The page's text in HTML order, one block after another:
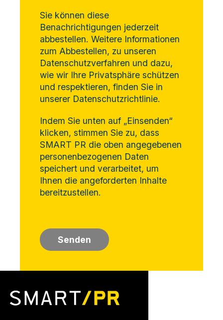
Sie können diese
Benachrichtigungen jederzeit
abbestellen. Weitere Informationen
zum Abbestellen, zu unseren
Datenschutzverfahren und dazu,
wie wir Ihre Privatsphäre schützen
und respektieren, finden Sie in
unserer Datenschutzrichtlinie.
Indem Sie unten auf „Einsenden“
klicken, stimmen Sie zu, dass
SMART PR die oben angegebenen
personenbezogenen Daten
speichert und verarbeitet, um
Ihnen die angeforderten Inhalte
bereitzustellen.
Senden